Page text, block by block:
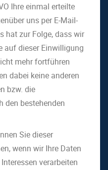
Ihre einmal erteilte
uns per E-Mail-
hat zur Folge, dass wir
auf dieser Einwilligung
mehr fortführen
dabei keine anderen
bzw. die
den bestehenden
Sie dieser
wenn wir Ihre Daten
verarbeiten